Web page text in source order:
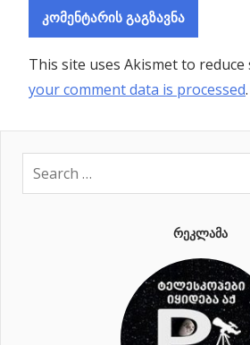
This site uses Akismet to reduce
your comment data is processed.
ᲠᲔᲙᲚᲐᲛᲐ